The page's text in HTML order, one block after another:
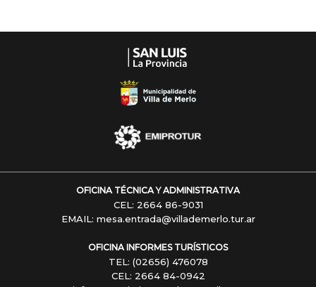
OFICINA TÉCNICA Y ADMINISTRATIVA
CEL: 2664 86-9031
EMAIL: mesa.entrada@villademerlo.tur.ar
OFICINA INFORMES TURÍSTICOS
TEL: (02656) 476078
CEL: 2664 84-0942